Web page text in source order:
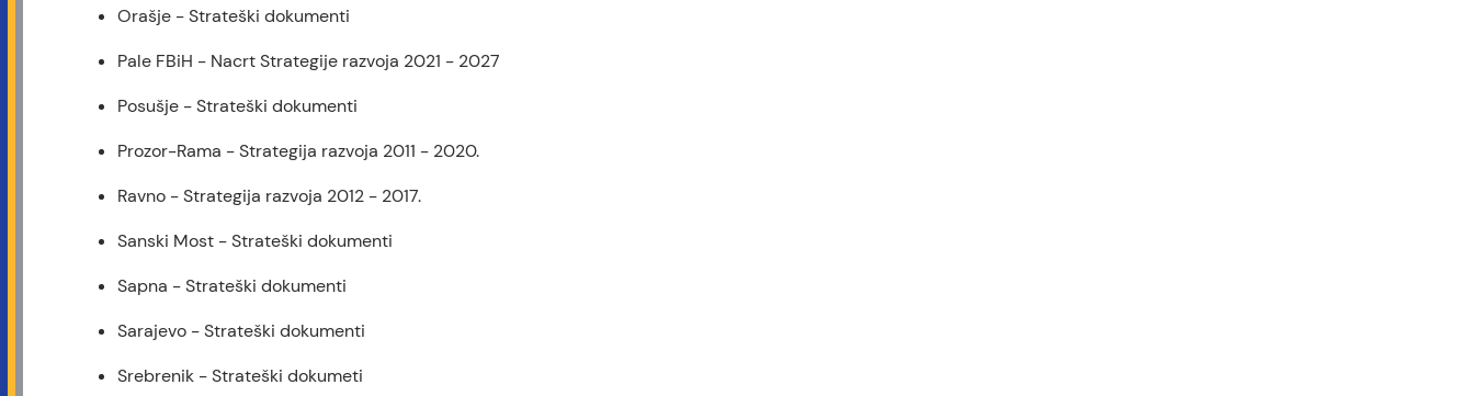
Orašje - Strateški dokumenti
Pale FBiH - Nacrt Strategije razvoja 2021 - 2027
Posušje - Strateški dokumenti
Prozor-Rama - Strategija razvoja 2011 - 2020.
Ravno - Strategija razvoja 2012 - 2017.
Sanski Most - Strateški dokumenti
Sapna - Strateški dokumenti
Sarajevo - Strateški dokumenti
Srebrenik - Strateški dokumeti